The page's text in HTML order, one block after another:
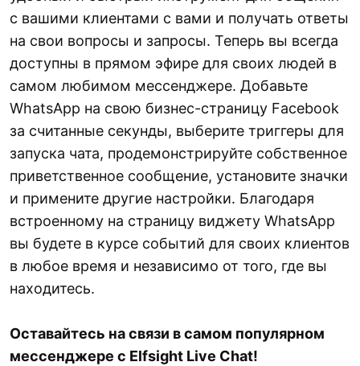
с вашими клиентами с вами и получать ответы
на свои вопросы и запросы. Теперь вы всегда
доступны в прямом эфире для своих людей в
самом любимом мессенджере. Добавьте
WhatsApp на свою бизнес-страницу Facebook
за считанные секунды, выберите триггеры для
запуска чата, продемонстрируйте собственное
приветственное сообщение, установите значки
и примените другие настройки. Благодаря
встроенному на страницу виджету WhatsApp
вы будете в курсе событий для своих клиентов
в любое время и независимо от того, где вы
находитесь.
Оставайтесь на связи в самом популярном
мессенджере с Elfsight Live Chat!